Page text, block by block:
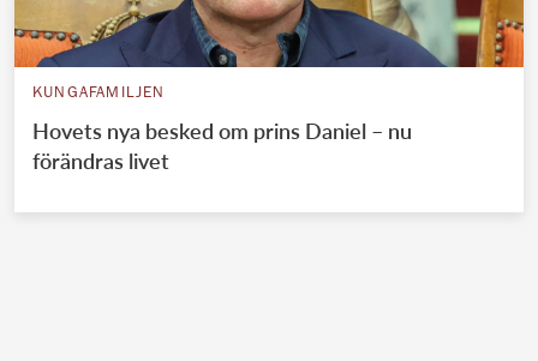
KUNGAFAMILJEN
Hovets nya besked om prins Daniel – nu
förändras livet